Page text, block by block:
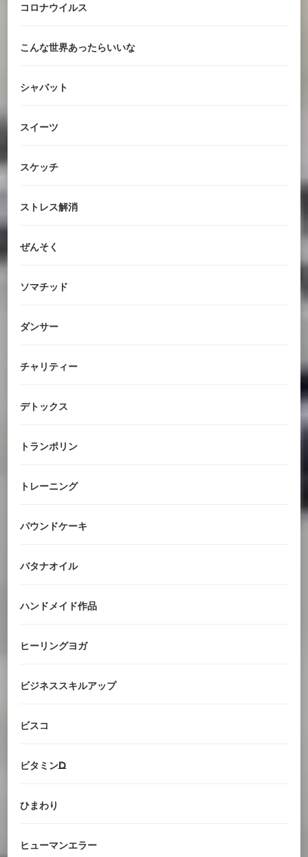
コロナウイルス
こんな世界あったらいいな
シャバット
スイーツ
スケッチ
ストレス解消
ぜんそく
ソマチッド
ダンサー
チャリティー
デトックス
トランポリン
トレーニング
パウンドケーキ
バタナオイル
ハンドメイド作品
ヒーリングヨガ
ビジネススキルアップ
ビスコ
ビタミンD
ひまわり
ヒューマンエラー